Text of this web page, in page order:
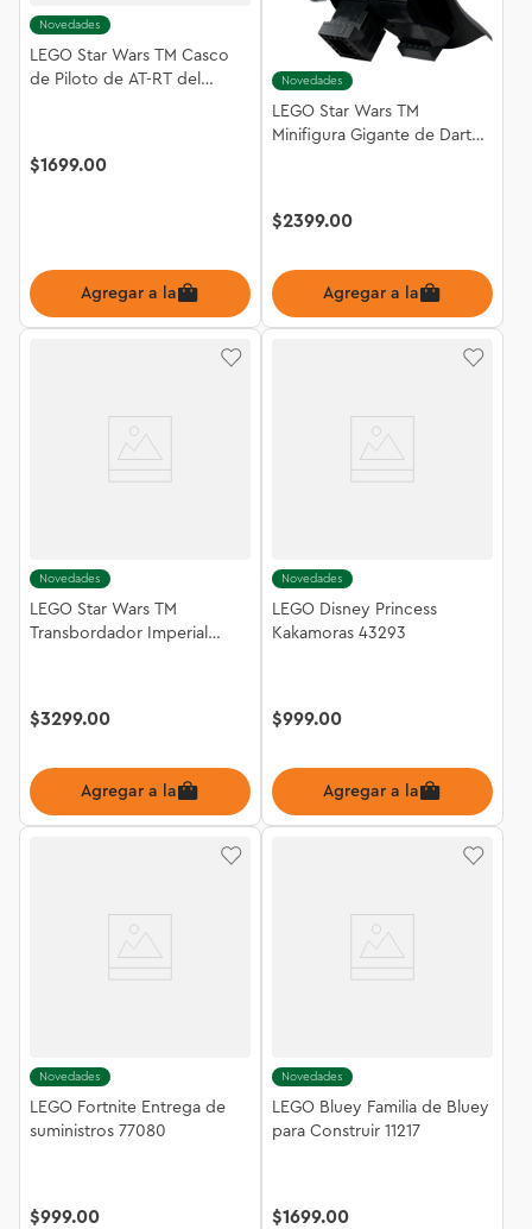
Novedades
LEGO Star Wars TM Casco
de Piloto de AT-RT del
$1699.00
Agregar a la bolsa
Novedades
LEGO Star Wars TM
Minifigura Gigante de Darth
$2399.00
Agregar a la bolsa
Novedades
LEGO Star Wars TM
Transbordador Imperial
$3299.00
Agregar a la bolsa
Novedades
LEGO Disney Princess
Kakamoras 43293
$999.00
Agregar a la bolsa
Novedades
LEGO Fortnite Entrega de
suministros 77080
$999.00
Novedades
LEGO Bluey Familia de Bluey
para Construir 11217
$1699.00